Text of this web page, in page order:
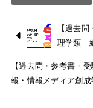
【過去
理学類
【過去問・参考書・
報・情報メディア創